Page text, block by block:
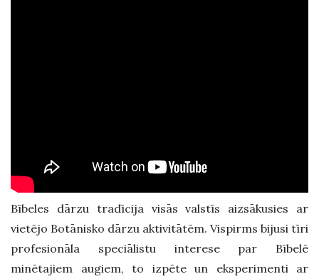
Bībeles dārzu tradīcija visās valstīs aizsākusies ar
vietējo Botānisko dārzu aktivitātēm. Vispirms bijusi tīri
profesionāla speciālistu interese par Bībelē
minētajiem augiem, to izpēte un eksperimenti ar